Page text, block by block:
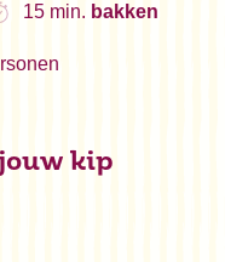
15 min. bakken
kip